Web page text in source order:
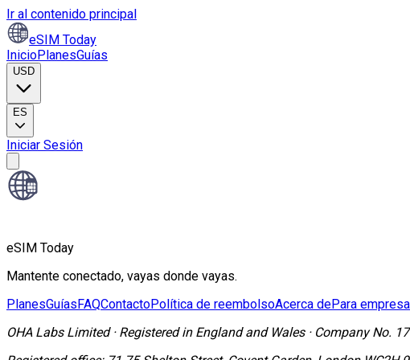
Ir al contenido principal
eSIM Today
InicioPlanesGuías
USD
ES
Iniciar Sesión
eSIM Today
Mantente conectado, vayas donde vayas.
PlanesGuíasFAQContactoPolítica de reembolsoAcerca dePara
OHA Labs Limited· Registered in England and Wales· Company No.